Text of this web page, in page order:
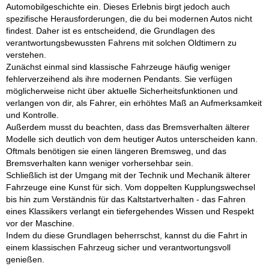
Automobilgeschichte ein. Dieses Erlebnis birgt jedoch auch
spezifische Herausforderungen, die du bei modernen Autos nicht
findest. Daher ist es entscheidend, die Grundlagen des
verantwortungsbewussten Fahrens mit solchen Oldtimern zu
verstehen.
Zunächst einmal sind klassische Fahrzeuge häufig weniger
fehlerverzeihend als ihre modernen Pendants. Sie verfügen
möglicherweise nicht über aktuelle Sicherheitsfunktionen und
verlangen von dir, als Fahrer, ein erhöhtes Maß an Aufmerksamkeit
und Kontrolle.
Außerdem musst du beachten, dass das Bremsverhalten älterer
Modelle sich deutlich von dem heutiger Autos unterscheiden kann.
Oftmals benötigen sie einen längeren Bremsweg, und das
Bremsverhalten kann weniger vorhersehbar sein.
Schließlich ist der Umgang mit der Technik und Mechanik älterer
Fahrzeuge eine Kunst für sich. Vom doppelten Kupplungswechsel
bis hin zum Verständnis für das Kaltstartverhalten - das Fahren
eines Klassikers verlangt ein tiefergehendes Wissen und Respekt
vor der Maschine.
Indem du diese Grundlagen beherrschst, kannst du die Fahrt in
einem klassischen Fahrzeug sicher und verantwortungsvoll
genießen.